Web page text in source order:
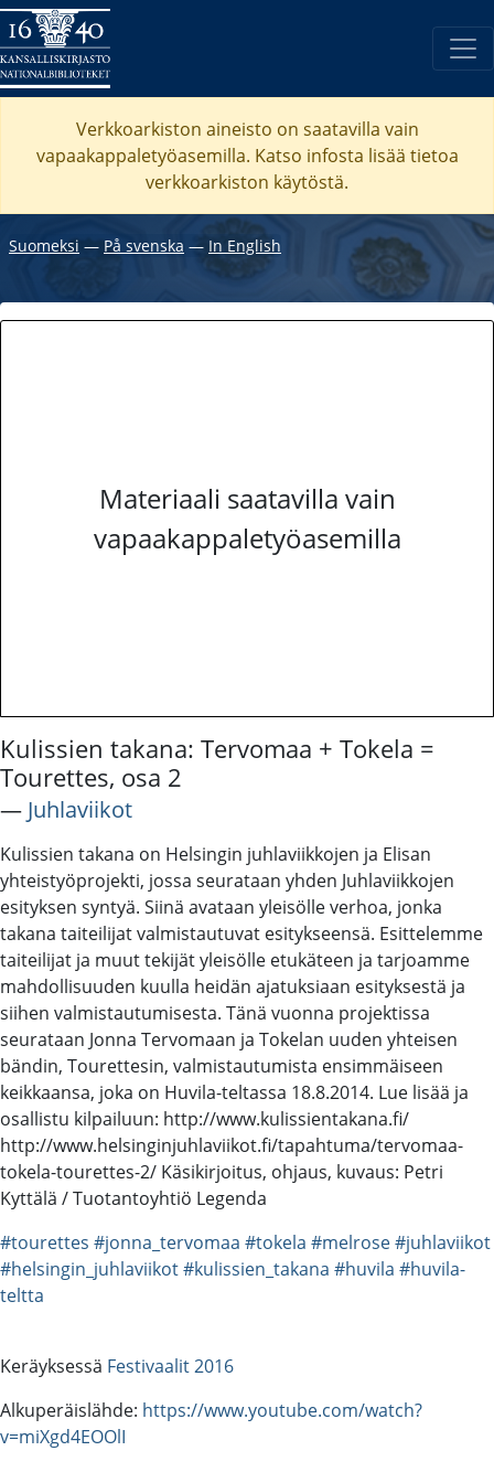
Verkkoarkiston aineisto on saatavilla vain
vapaakappaletyöasemilla. Katso infosta lisää tietoa
verkkoarkiston käytöstä.
Suomeksi ― På svenska ― In English
Materiaali saatavilla vain
vapaakappaletyöasemilla
Kulissien takana: Tervomaa + Tokela =
Tourettes, osa 2
― Juhlaviikot
Kulissien takana on Helsingin juhlaviikkojen ja Elisan
yhteistyöprojekti, jossa seurataan yhden Juhlaviikkojen
esityksen syntyä. Siinä avataan yleisölle verhoa, jonka
takana taiteilijat valmistautuvat esitykseensä. Esittelemme
taiteilijat ja muut tekijät yleisölle etukäteen ja tarjoamme
mahdollisuuden kuulla heidän ajatuksiaan esityksestä ja
siihen valmistautumisesta. Tänä vuonna projektissa
seurataan Jonna Tervomaan ja Tokelan uuden yhteisen
bändin, Tourettesin, valmistautumista ensimmäiseen
keikkaansa, joka on Huvila-teltassa 18.8.2014. Lue lisää ja
osallistu kilpailuun: http://www.kulissientakana.fi/
http://www.helsinginjuhlaviikot.fi/tapahtuma/tervomaa-
tokela-tourettes-2/ Käsikirjoitus, ohjaus, kuvaus: Petri
Kyttälä / Tuotantoyhtiö Legenda
#tourettes #jonna_tervomaa #tokela #melrose#juhlaviikot
#helsingin_juhlaviikot#kulissien_takana #huvila #huvila-
teltta
Keräyksessä Festivaalit 2016
Alkuperäislähde: https://www.youtube.com/watch?
v=miXgd4EOOlI